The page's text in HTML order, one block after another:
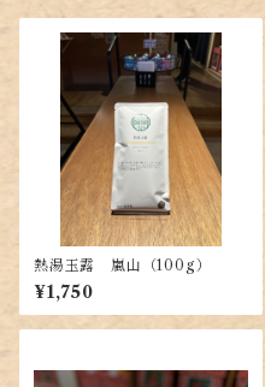
熱湯玉露 嵐山（100g）
¥1,750